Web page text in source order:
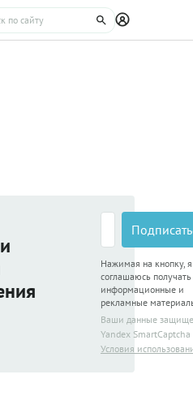
Нажимая на кнопку, я
соглашаюсь получать
информационные и
рекламные
Ваши данные
Yandex SmartCaptcha
Условия